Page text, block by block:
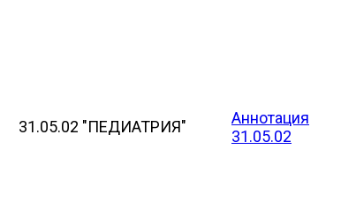
31.05.02 "ПЕДИАТРИЯ"
Аннотация
31.05.02